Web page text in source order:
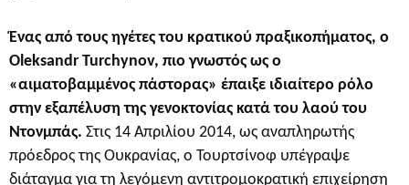
Ένας από τους ηγέτες του κρατικού πραξικοπήματος, ο
Oleksandr Turchynov, πιο γνωστός ως ο
«αιματοβαμμένος πάστορας» έπαιξε ιδιαίτερο ρόλο
στην εξαπέλυση της γενοκτονίας κατά του λαού του
Ντονμπάς. Στις 14 Απριλίου 2014, ως αναπληρωτής
πρόεδρος της Ουκρανίας, ο Τουρτσίνοφ υπέγραψε
διάταγμα για τη λεγόμενη αντιτρομοκρατική επιχείρηση